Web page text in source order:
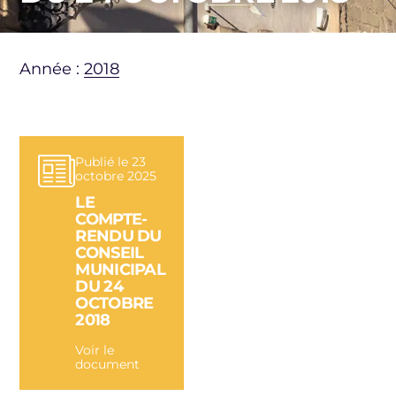
Année :2018
Publié le 23
octobre 2025
LE
COMPTE-
RENDU DU
CONSEIL
MUNICIPAL
DU 24
OCTOBRE
2018
Voir le
document